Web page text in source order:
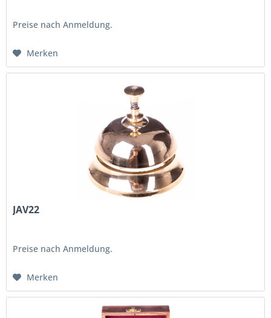
Preise nach Anmeldung.
Merken
JAV22
Preise nach Anmeldung.
Merken